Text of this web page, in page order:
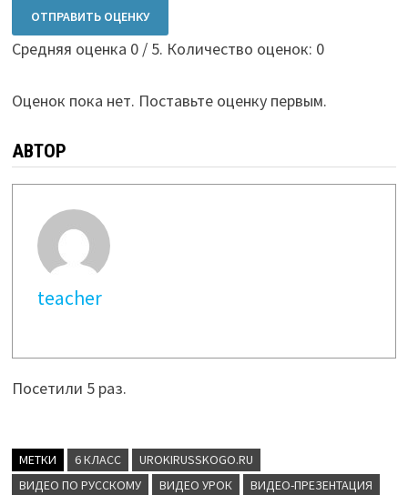
ОТПРАВИТЬ ОЦЕНКУ
Средняя оценка 0/ 5. Количество оценок: 0
Оценок пока нет. Поставьте оценку первым.
АВТОР
teacher
Посетили 5 раз.
МЕТКИ 6 КЛАСС
UROKIRUSSKOGO.RU
ВИДЕО ПО РУССКОМУ
ВИДЕО УРОК
ВИДЕО-ПРЕЗЕНТАЦИЯ